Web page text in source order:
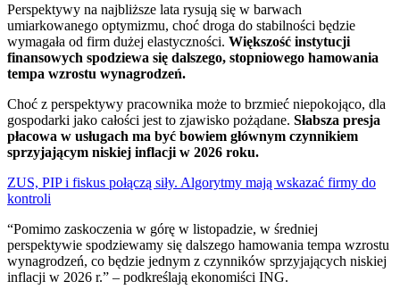
Perspektywy na najbliższe lata rysują się w barwach
umiarkowanego optymizmu, choć droga do stabilności będzie
wymagała od firm dużej elastyczności. Większość instytucji
finansowych spodziewa się dalszego, stopniowego hamowania
tempa wzrostu wynagrodzeń.
Choć z perspektywy pracownika może to brzmieć niepokojąco, dla
gospodarki jako całości jest to zjawisko pożądane. Słabsza presja
płacowa w usługach ma być bowiem głównym czynnikiem
sprzyjającym niskiej inflacji w 2026 roku.
ZUS, PIP i fiskus połączą siły. Algorytmy mają wskazać firmy do
kontroli
“Pomimo zaskoczenia w górę w listopadzie, w średniej
perspektywie spodziewamy się dalszego hamowania tempa wzrostu
wynagrodzeń, co będzie jednym z czynników sprzyjających niskiej
inflacji w 2026 r.” – podkreślają ekonomiści ING.